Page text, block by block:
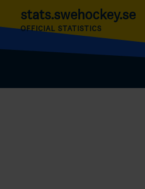
stats.swehockey.se
OFFICIAL STATISTICS